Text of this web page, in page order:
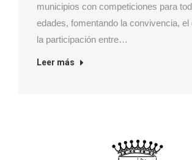
municipios con competiciones para
edades, fomentando la convivencia, el
la participación entre…
Leer más